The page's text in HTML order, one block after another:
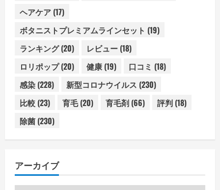
ヘアケア (17)
ボタニストプレミアムラインセット (19)
ランキング(20) レビュー (18)
ロリポップ(20) 健康 (19) 口コミ (18)
感染 (228) 新型コロナウイルス (230)
比較 (23) 育毛(20) 育毛剤 (66) 評判 (18)
除菌 (230)
アーカイブ